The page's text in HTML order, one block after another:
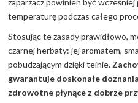
temperaturę podczas całego
Stosując te zasady prawidłowo,
czarnej herbaty: jej aromatem,
pobudzającym dzięki teinie.
gwarantuje doskonałe
zdrowotne płynące z dobrze